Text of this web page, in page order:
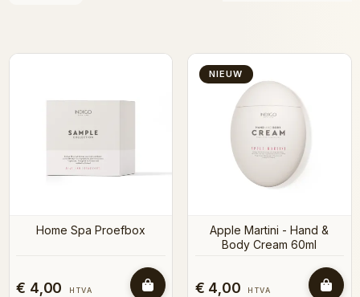
Home Spa Proefbox
€ 4,00 HTVA
NIEUW
Apple Martini - Hand &
Body Cream 60ml
€ 4,00 HTVA